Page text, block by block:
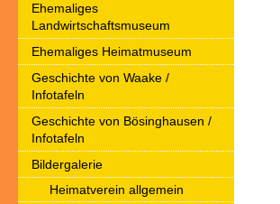
Ehemaliges
Landwirtschaftsmuseum
Ehemaliges Heimatmuseum
Geschichte von Waake /
Infotafeln
Geschichte von Bösinghausen /
Infotafeln
Bildergalerie
Heimatverein allgemein